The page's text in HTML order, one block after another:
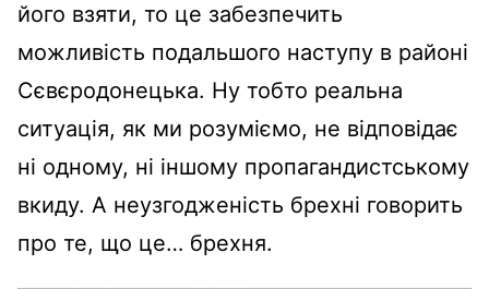
його взяти, то це забезпечить
можливість подальшого наступу в районі
Сєвєродонецька. Ну тобто реальна
ситуація, як ми розуміємо, не відповідає
ні одному, ні іншому пропагандистському
вкиду. А неузгодженість брехні говорить
про те, що це… брехня.